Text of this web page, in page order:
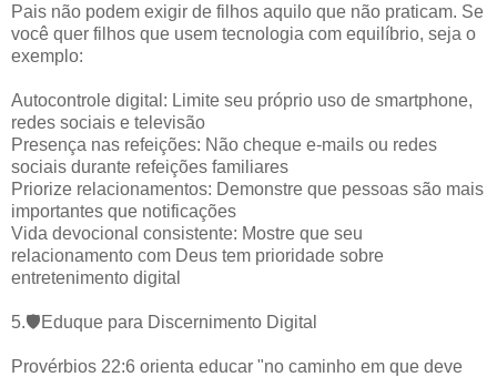
Pais não podem exigir de filhos aquilo que não praticam. Se
você quer filhos que usem tecnologia com equilíbrio, seja o
exemplo:
Autocontrole digital: Limite seu próprio uso de smartphone,
redes sociais e televisão
Presença nas refeições: Não cheque e-mails ou redes
sociais durante refeições familiares
Priorize relacionamentos: Demonstre que pessoas são mais
importantes que notificações
Vida devocional consistente: Mostre que seu
relacionamento com Deus tem prioridade sobre
entretenimento digital
5.🛡️Eduque para Discernimento Digital
Provérbios 22:6 orienta educar "no caminho em que deve